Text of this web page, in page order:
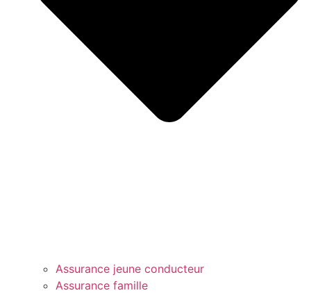
Assurance jeune conducteur
Assurance famille